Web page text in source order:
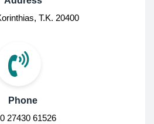
Τ.Κ. 20400
Phone
27430 61526